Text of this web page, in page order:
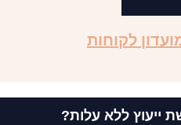
לקוחות
ייעוץ ללא עלות?